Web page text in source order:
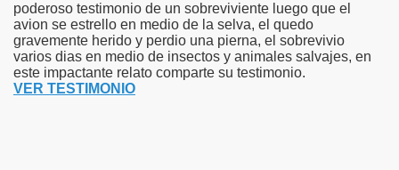
poderoso testimonio de un sobreviviente luego que el
avion se estrello en medio de la selva, el quedo
gravemente herido y perdio una pierna, el sobrevivio
varios dias en medio de insectos y animales salvajes, en
este impactante relato comparte su testimonio.
VER TESTIMONIO